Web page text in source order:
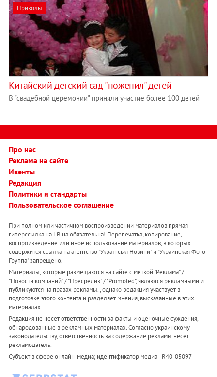
Приколы
Китайский детский сад "поженил" детей
В "свадебной церемонии" приняли участие более 100 детей
Про нас
Реклама на сайте
Ивенты
Редакция
Политики и стандарты
Пользовательское соглашение
При полном или частичном воспроизведении материалов прямая
гиперссылка на LB.ua обязательна! Перепечатка, копирование,
воспроизведение или иное использование материалов, в которых
содержится ссылка на агентство "Українськi Новини" и "Украинская Фото
Группа" запрещено.
Материалы, которые размещаются на сайте с меткой "Реклама" /
"Новости компаний" / "Пресрелиз" / "Promoted", являются рекламными и
публикуются на правах рекламы. , однако редакция участвует в
подготовке этого контента и разделяет мнения, высказанные в этих
материалах.
Редакция не несет ответственности за факты и оценочные суждения,
обнародованные в рекламных материалах. Согласно украинскому
законодательству, ответственность за содержание рекламы несет
рекламодатель.
Субъект в сфере онлайн-медиа; идентификатор медиа - R40-05097